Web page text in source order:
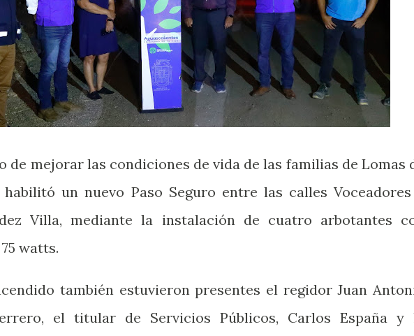
de mejorar las condiciones de vida de las familias de Lomas
habilitó un nuevo Paso Seguro entre las calles
Villa, mediante la instalación de cuatro arbotantes
watts.
también estuvieron presentes el regidor Juan
el titular de Servicios Públicos, Carlos España y